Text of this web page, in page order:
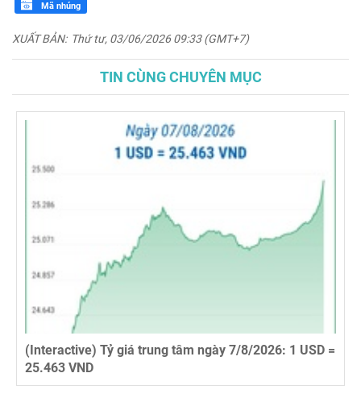
Mã nhúng
XUẤT BẢN: Thứ tư, 03/06/2026 09:33 (GMT+7)
TIN CÙNG CHUYÊN MỤC
(Interactive) Tỷ giá trung tâm ngày 7/8/2026: 1 USD =
25.463 VND